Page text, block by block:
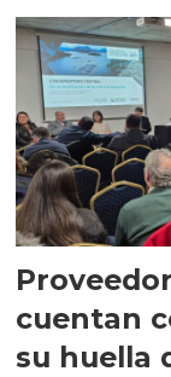
cuentan
su huella